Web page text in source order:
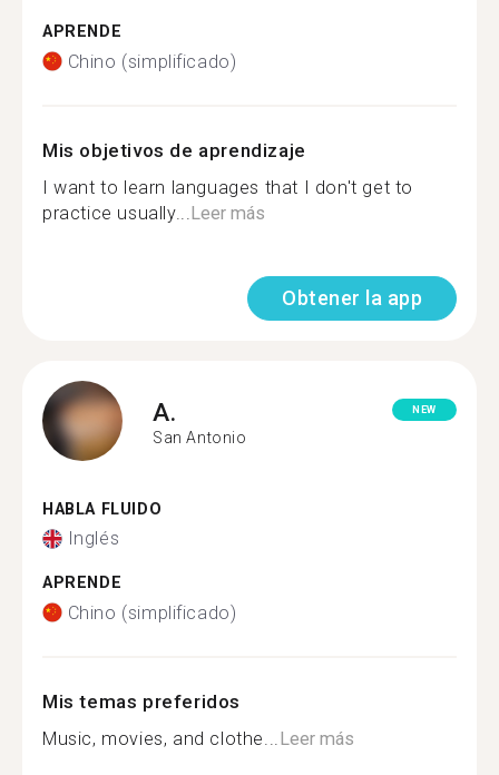
APRENDE
Chino (simplificado)
Mis objetivos de aprendizaje
I want to learn languages that I don't get to
practice usually... Leer más
Obtener la app
A.
San Antonio
NEW
HABLA FLUIDO
Inglés
APRENDE
Chino (simplificado)
Mis temas preferidos
Music, movies, and clothe... Leer más